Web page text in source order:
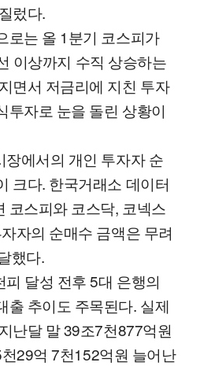
렀다.
로는 올 1분기 코스피가
이상까지 수직 상승하는
면서 저금리에 지친 투자
투자로 눈을 돌린 상황이
장에서의 개인 투자자 순
크다. 한국거래소 데이터
코스피와 코스닥, 코넥스
자의 순매수 금액은 무려
했다.
달성 전후 5대 은행의
출 추이도 주목된다. 실제
난달 말 39조7천877억원
29억 7천152억원 늘어난